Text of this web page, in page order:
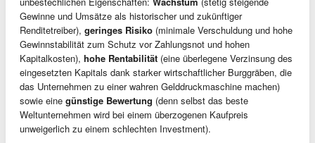
Gewinne und Umsätze als historischer und zukünftiger
Renditetreiber), geringes Risiko (minimale Verschuldung und hohe
Gewinnstabilität zum Schutz vor Zahlungsnot und hohen
Kapitalkosten), hohe Rentabilität (eine überlegene Verzinsung des
eingesetzten Kapitals dank starker wirtschaftlicher Burggräben, die
das Unternehmen zu einer wahren Gelddruckmaschine machen)
sowie eine günstige Bewertung (denn selbst das beste
Weltunternehmen wird bei einem überzogenen Kaufpreis
unweigerlich zu einem schlechten Investment).